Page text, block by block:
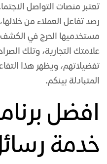
تعتبر منصات التواصل
رصد تفاعل العملاء من
مستخدميها الحرج في الكشف
علامتك التجارية، وتلك
تفضيلاتهم، ويظهر هذا
المتبادلة بينكم.
افضل